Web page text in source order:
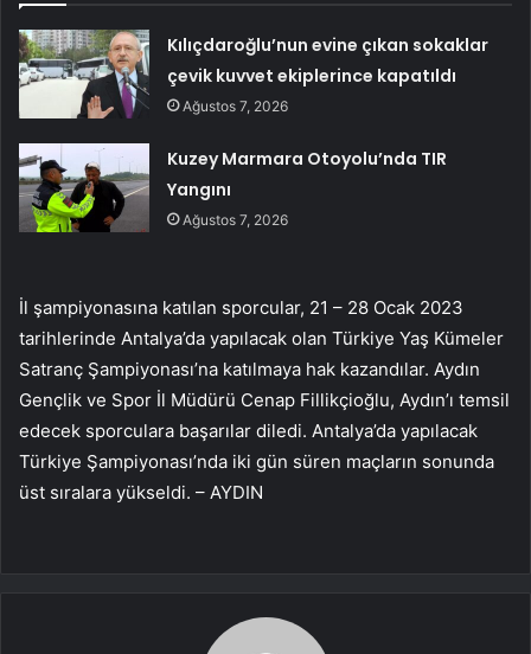
Kılıçdaroğlu’nun evine çıkan sokaklar
çevik kuvvet ekiplerince kapatıldı
Ağustos 7, 2026
Kuzey Marmara Otoyolu’nda TIR
Yangını
Ağustos 7, 2026
İl şampiyonasına katılan sporcular, 21 – 28 Ocak 2023
tarihlerinde Antalya’da yapılacak olan Türkiye Yaş Kümeler
Satranç Şampiyonası’na katılmaya hak kazandılar. Aydın
Gençlik ve Spor İl Müdürü Cenap Fillikçioğlu, Aydın’ı temsil
edecek sporculara başarılar diledi. Antalya’da yapılacak
Türkiye Şampiyonası’nda iki gün süren maçların sonunda
üst sıralara yükseldi. – AYDIN